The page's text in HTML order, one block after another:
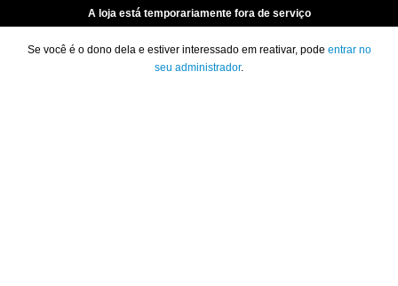
A loja está temporariamente fora de serviço
Se você é o dono dela e estiver interessado em reativar, pode entrar no
seu administrador.